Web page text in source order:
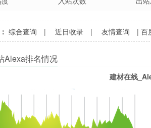
综合查询 |近日收录 |友情查询 |百
Alexa排名情况
建材在线